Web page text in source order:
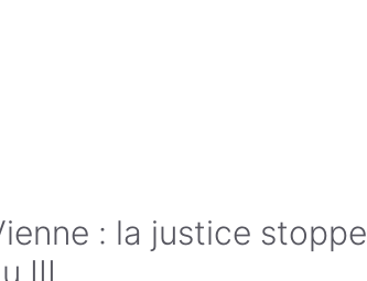
: la justice stoppe
III